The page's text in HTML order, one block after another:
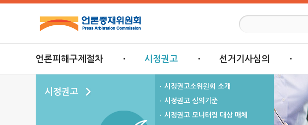
언론피해구제절차 시정권고 선거기사심의
시정권고
시정권고소위원회 소개
시정권고 심의기준
시정권고 모니터링 대상 매체